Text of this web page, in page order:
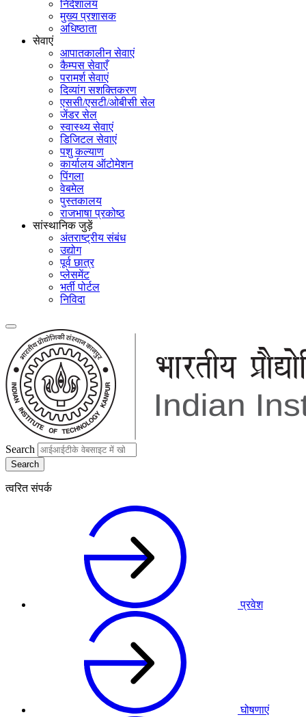
निदेशालय
मुख्य प्रशासक
अधिष्ठाता
सेवाएं
आपातकालीन सेवाएं
कैम्पस सेवाएँ
परामर्श सेवाएं
दिव्यांग सशक्तिकरण
एससी/एसटी/ओबीसी सेल
जेंडर सेल
स्वास्थ्य सेवाएं
डिजिटल सेवाएं
पशु कल्याण
कार्यालय ऑटोमेशन
पिंगला
वेबमेल
पुस्तकालय
राजभाषा प्रकोष्ठ
सांस्थानिक जुड़ें
अंतराष्ट्रीय संबंध
उद्योग
पूर्व छात्र
प्लेसमेंट
भर्ती पोर्टल
निविदा
Search
त्वरित संपर्क
प्रवेश
घोषणाएं